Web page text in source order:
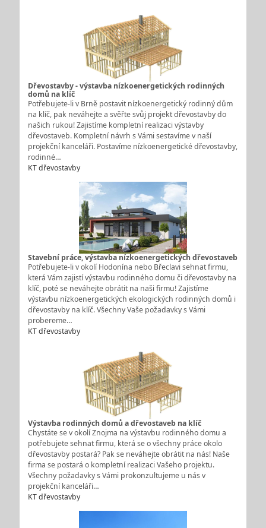
Dřevostavby - výstavba nízkoenergetických rodinných
domů na klíč
Potřebujete-li v Brně postavit nízkoenergetický rodinný dům
na klíč, pak neváhejte a svěřte svůj projekt dřevostavby do
našich rukou! Zajistíme kompletní realizaci výstavby
dřevostaveb. Kompletní návrh s Vámi sestavíme v naší
projekční kanceláři. Postavíme nízkoenergetické dřevostavby,
rodinné…
KT dřevostavby
Stavební práce, výstavba nízkoenergetických dřevostaveb
Potřebujete-li v okolí Hodonína nebo Břeclavi sehnat firmu,
která Vám zajistí výstavbu rodinného domu či dřevostavby na
klíč, poté se neváhejte obrátit na naši firmu! Zajistíme
výstavbu nízkoenergetických ekologických rodinných domů i
dřevostavby na klíč. Všechny Vaše požadavky s Vámi
probereme…
KT dřevostavby
Výstavba rodinných domů a dřevostaveb na klíč
Chystáte se v okolí Znojma na výstavbu rodinného domu a
potřebujete sehnat firmu, která se o všechny práce okolo
dřevostavby postará? Pak se neváhejte obrátit na nás! Naše
firma se postará o kompletní realizaci Vašeho projektu.
Všechny požadavky s Vámi prokonzultujeme u nás v
projekční kanceláři…
KT dřevostavby